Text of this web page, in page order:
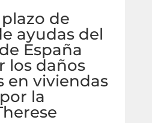
de
ayudas del
España
los daños
en viviendas
la